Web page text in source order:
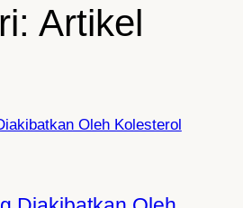
Artikel